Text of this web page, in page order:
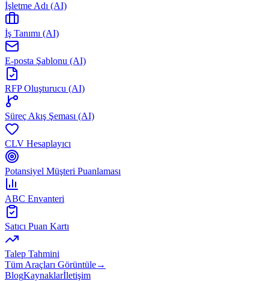
İşletme Adı (AI)
İş Tanımı (AI)
E-posta Şablonu (AI)
RFP Oluşturucu (AI)
Süreç Akış Şeması (AI)
CLV Hesaplayıcı
Potansiyel Müşteri Puanlaması
ABC Envanteri
Satıcı Puan Kartı
Talep Tahmini
Tüm Araçları Görüntüle→
BlogKaynaklarİletişim